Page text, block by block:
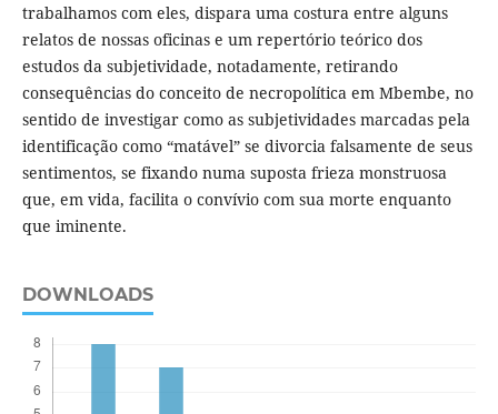
trabalhamos com eles, dispara uma costura entre alguns
relatos de nossas oficinas e um repertório teórico dos
estudos da subjetividade, notadamente, retirando
consequências do conceito de necropolítica em Mbembe, no
sentido de investigar como as subjetividades marcadas pela
identificação como “matável” se divorcia falsamente de seus
sentimentos, se fixando numa suposta frieza monstruosa
que, em vida, facilita o convívio com sua morte enquanto
que iminente.
DOWNLOADS